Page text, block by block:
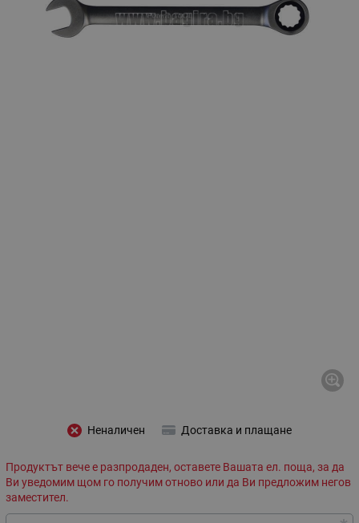
Неналичен Доставка и плащане
Продуктът вече е разпродаден, оставете Вашата ел. поща, за да
Ви уведомим щом го получим отново или да Ви предложим негов
заместител.